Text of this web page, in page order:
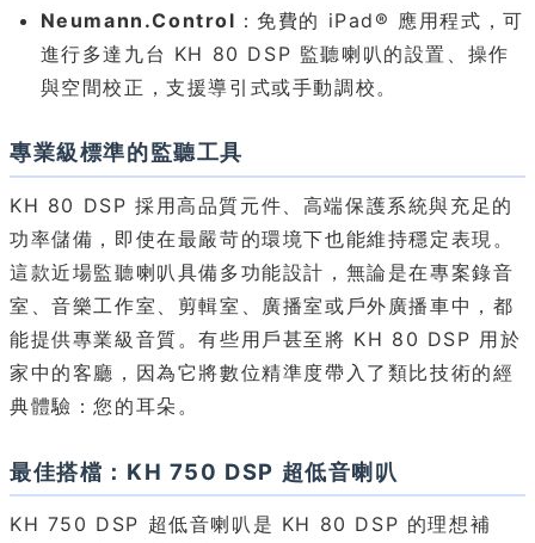
Neumann.Control ：免費的 iPad® 應用程式，可
進行多達九台 KH 80 DSP 監聽喇叭的設置、操作
與空間校正，支援導引式或手動調校。
專業級標準的監聽工具
KH 80 DSP 採用高品質元件、高端保護系統與充足的
功率儲備，即使在最嚴苛的環境下也能維持穩定表現。
這款近場監聽喇叭具備多功能設計，無論是在專案錄音
室、音樂工作室、剪輯室、廣播室或戶外廣播車中，都
能提供專業級音質。有些用戶甚至將 KH 80 DSP 用於
家中的客廳，因為它將數位精準度帶入了類比技術的經
典體驗：您的耳朵。
最佳搭檔：KH 750 DSP 超低音喇叭
KH 750 DSP 超低音喇叭是 KH 80 DSP 的理想補